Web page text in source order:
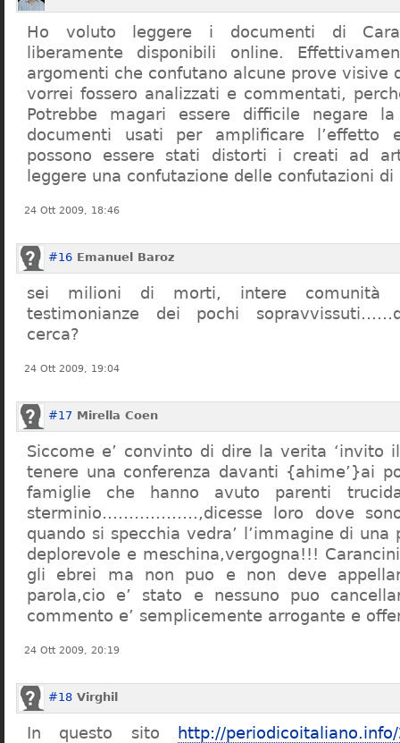
Ho voluto leggere i documenti di
liberamente disponibili online.
argomenti che confutano alcune prove visive
vorrei fossero analizzati e commentati,
Potrebbe magari essere difficile negare
documenti usati per amplificare l’effetto
possono essere stati distorti i creati ad
leggere una confutazione delle confutazioni di
24 Ott 2009, 18:46
#16 Emanuel Baroz
sei milioni di morti, intere comunità
testimonianze dei pochi
cerca?
24 Ott 2009, 19:04
#17 Mirella Coen
Siccome e’ convinto di dire la verita ‘invito
tenere una conferenza davanti {ahime’}ai
famiglie che hanno avuto parenti
sterminio………………,dicesse loro dove
quando si specchia vedra’ l’immagine di una
deplorevole e meschina,vergogna!!!
gli ebrei ma non puo e non deve
parola,cio e’ stato e nessuno puo
commento e’ semplicemente arrogante e
24 Ott 2009, 20:19
#18 Virghil
In questo sito
http://